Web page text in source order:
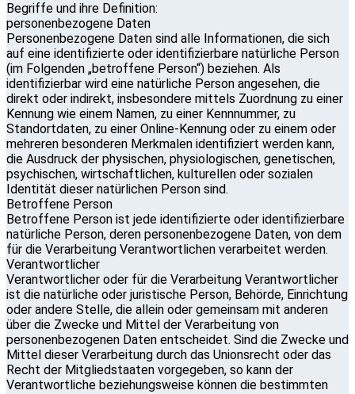
Begriffe und ihre Definition:
personenbezogene Daten
Personenbezogene Daten sind alle Informationen, die sich
auf eine identifizierte oder identifizierbare natürliche Person
(im Folgenden „betroffene Person“) beziehen. Als
identifizierbar wird eine natürliche Person angesehen, die
direkt oder indirekt, insbesondere mittels Zuordnung zu einer
Kennung wie einem Namen, zu einer Kennnummer, zu
Standortdaten, zu einer Online-Kennung oder zu einem oder
mehreren besonderen Merkmalen identifiziert werden kann,
die Ausdruck der physischen, physiologischen, genetischen,
psychischen, wirtschaftlichen, kulturellen oder sozialen
Identität dieser natürlichen Person sind.
Betroffene Person
Betroffene Person ist jede identifizierte oder identifizierbare
natürliche Person, deren personenbezogene Daten, von dem
für die Verarbeitung Verantwortlichen verarbeitet werden.
Verantwortlicher
Verantwortlicher oder für die Verarbeitung Verantwortlicher
ist die natürliche oder juristische Person, Behörde, Einrichtung
oder andere Stelle, die allein oder gemeinsam mit anderen
über die Zwecke und Mittel der Verarbeitung von
personenbezogenen Daten entscheidet. Sind die Zwecke und
Mittel dieser Verarbeitung durch das Unionsrecht oder das
Recht der Mitgliedstaaten vorgegeben, so kann der
Verantwortliche beziehungsweise können die bestimmten